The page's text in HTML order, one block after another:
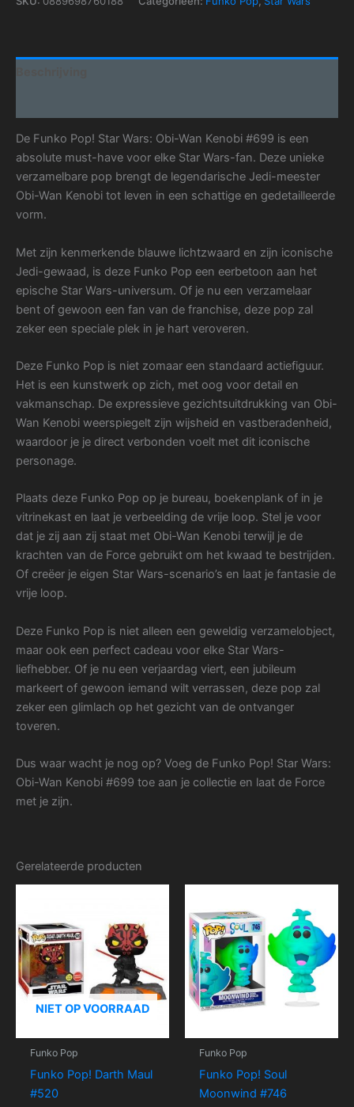
De Funko Pop! Star Wars: Obi-Wan Kenobi #699 is een
absolute must-have voor elke Star Wars-fan. Deze unieke
verzamelbare pop brengt de legendarische Jedi-meester
Obi-Wan Kenobi tot leven in een schattige en gedetailleerde
vorm.
Met zijn kenmerkende blauwe lichtzwaard en zijn iconische
Jedi-gewaad, is deze Funko Pop een eerbetoon aan het
epische Star Wars-universum. Of je nu een verzamelaar
bent of gewoon een fan van de franchise, deze pop zal
zeker een speciale plek in je hart veroveren.
Deze Funko Pop is niet zomaar een standaard actiefiguur.
Het is een kunstwerk op zich, met oog voor detail en
vakmanschap. De expressieve gezichtsuitdrukking van Obi-
Wan Kenobi weerspiegelt zijn wijsheid en vastberadenheid,
waardoor je je direct verbonden voelt met dit iconische
personage.
Plaats deze Funko Pop op je bureau, boekenplank of in je
vitrinekast en laat je verbeelding de vrije loop. Stel je voor
dat je zij aan zij staat met Obi-Wan Kenobi terwijl je de
krachten van de Force gebruikt om het kwaad te bestrijden.
Of creëer je eigen Star Wars-scenario’s en laat je fantasie de
vrije loop.
Deze Funko Pop is niet alleen een geweldig verzamelobject,
maar ook een perfect cadeau voor elke Star Wars-
liefhebber. Of je nu een verjaardag viert, een jubileum
markeert of gewoon iemand wilt verrassen, deze pop zal
zeker een glimlach op het gezicht van de ontvanger
toveren.
Dus waar wacht je nog op? Voeg de Funko Pop! Star Wars:
Obi-Wan Kenobi #699 toe aan je collectie en laat de Force
met je zijn.
Gerelateerde producten
NIET OP VOORRAAD
Funko Pop
Funko Pop! Darth Maul
#520
Funko Pop
Funko Pop! Soul
Moonwind #746